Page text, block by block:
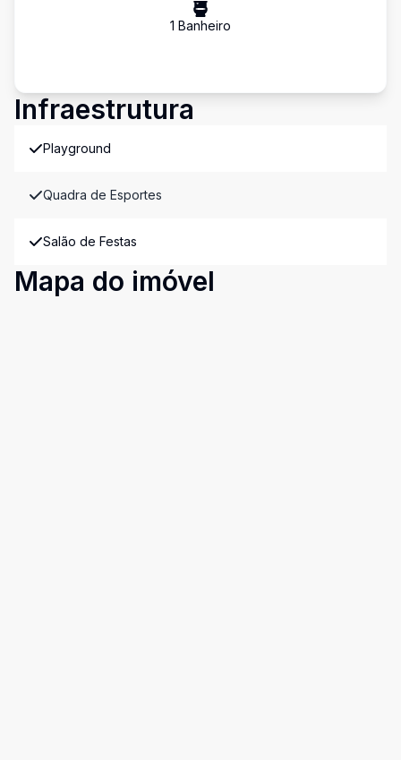
1 Banheiro
Infraestrutura
Playground
Quadra de Esportes
Salão de Festas
Mapa do imóvel